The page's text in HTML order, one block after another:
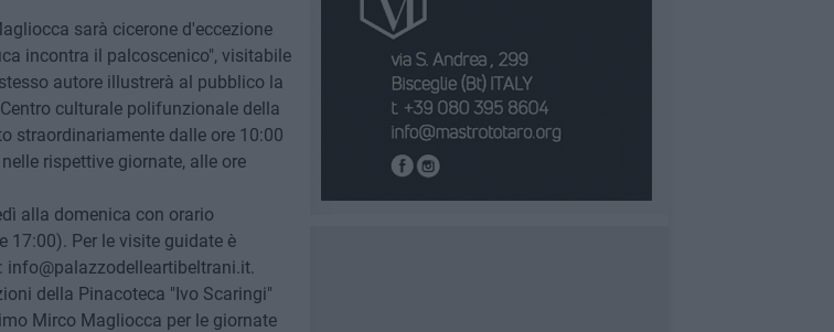
sarà cicerone d'eccezione
incontra il palcoscenico", visitabile
autore illustrerà al pubblico la
culturale polifunzionale della
straordinariamente dalle ore 10:00
rispettive giornate, alle ore
alla domenica con orario
17:00). Per le visite guidate è
della Pinacoteca "Ivo Scaringi"
Mirco Magliocca per le giornate